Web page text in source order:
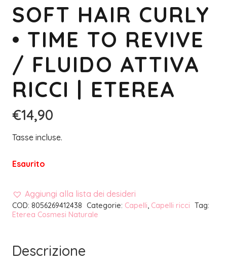
SOFT HAIR CURLY
• TIME TO REVIVE
/ FLUIDO ATTIVA
RICCI | ETEREA
€14,90
Tasse incluse.
Esaurito
Aggiungi alla lista dei desideri
COD: 8056269412438 Categorie: Capelli Capelli ricci Tag:
Eterea Cosmesi Naturale
Descrizione